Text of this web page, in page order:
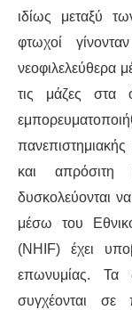
ιδίως μεταξύ
φτωχοί
νεοφιλελεύθερα
τις μάζες στα
και απρόσιτη
δυσκολεύονται
μέσω του
(NHIF) έχει
επωνυμίας. Τα
συγχέονται σε